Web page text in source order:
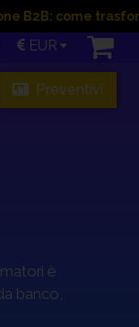
trasformarla in
EUR
Preventivi
è
banco,